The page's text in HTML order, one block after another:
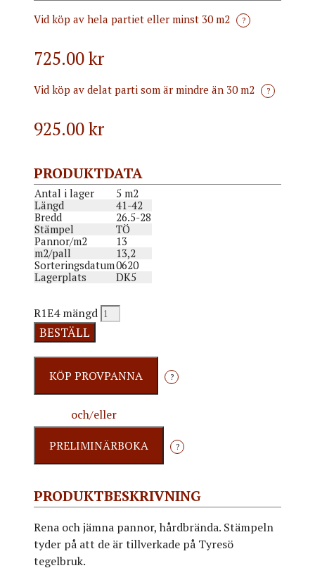
Vid köp av hela partiet eller minst 30 m2 ?
725.00 kr
Vid köp av delat parti som är mindre än 30 m2 ?
925.00kr
PRODUKTDATA
Antal i lager
5 m2
Längd
41-42
Bredd
26.5-28
Stämpel
TÖ
Pannor/m2
13
m2/pall
13,2
Sorteringsdatum0620
Lagerplats
DK5
R1E4 mängd
BESTÄLL
?
och/eller
?
PRODUKTBESKRIVNING
Rena och jämna pannor, hårdbrända. Stämpeln
tyder på att de är tillverkade på Tyresö
tegelbruk.